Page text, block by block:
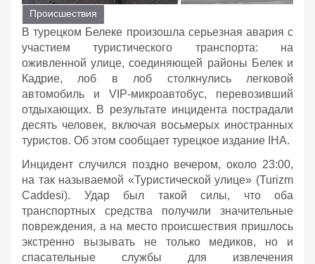
Происшествия
В турецком Белеке произошла серьезная авария с
участием туристического транспорта: на
оживленной улице, соединяющей районы Белек и
Кадрие, лоб в лоб столкнулись легковой
автомобиль и VIP-микроавтобус, перевозивший
отдыхающих. В результате инцидента пострадали
десять человек, включая восьмерых иностранных
туристов. Об этом сообщает турецкое издание IHA.
Инцидент случился поздно вечером, около 23:00,
на так называемой «Туристической улице» (Turizm
Caddesi). Удар был такой силы, что оба
транспортных средства получили значительные
повреждения, а на место происшествия пришлось
экстренно вызывать не только медиков, но и
спасательные службы для извлечения